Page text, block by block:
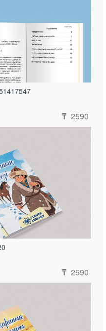
₸ 2590
₸ 2590